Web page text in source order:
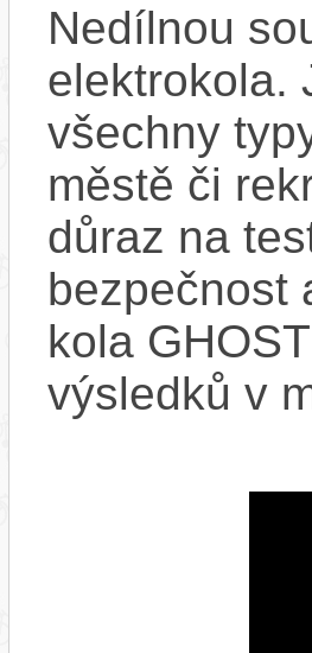
Nedílnou
elektrokola.
všechny
městě či
důraz na
bezpečnost
kola
výsledků v